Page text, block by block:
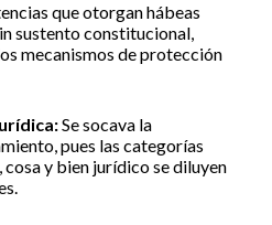
que otorgan hábeas
sustento constitucional,
mecanismos de protección
Se socava la
pues las categorías
y bien jurídico se diluyen